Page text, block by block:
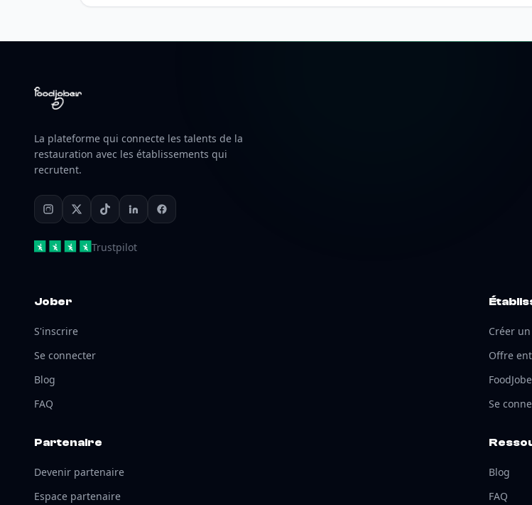
La plateforme qui connecte les talents de la
restauration avec les établissements qui
recrutent.
Trustpilot
Jober
S'inscrire
Se connecter
Blog
FAQ
Créer
Offre
Se
Partenaire
Devenir partenaire
Espace partenaire
Blog
FAQ